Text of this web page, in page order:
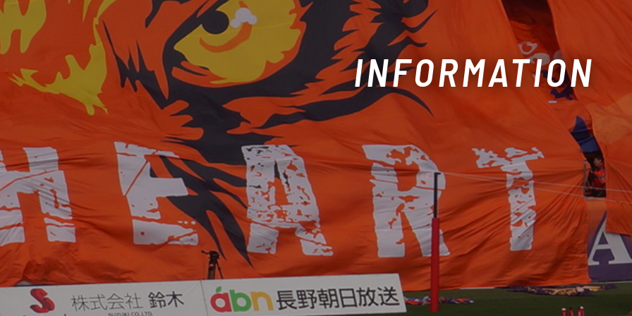
INFORMATION